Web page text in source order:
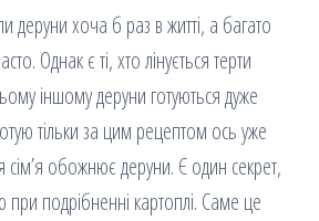
деруни хоча б раз в житті, а багато
Однак є ті, хто лінується терти
іншому деруни готуються дуже
тільки за цим рецептом ось уже
сім’я обожнює деруни. Є один секрет,
при подрібненні картоплі. Саме це